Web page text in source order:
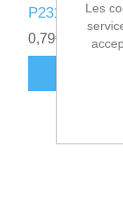
P231010 -
0,79€ HT
Les